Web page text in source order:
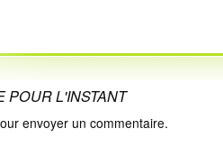
POUR L'INSTANT
envoyer un commentaire.